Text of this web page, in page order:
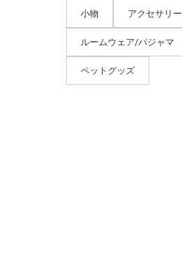
小物 アクセサリー
ルームウェア/パジャマ
ペットグッズ